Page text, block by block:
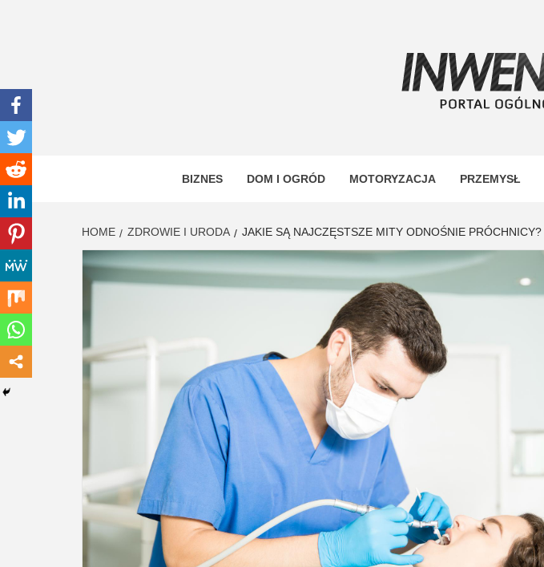
INWENTAŻ
BIZNES DOM I OGRÓD MOTORYZACJA PRZEMYSŁ
HOME ZDROWIE I URODA JAKIE SĄ NAJCZĘSTSZE MITY ODNOŚNIE PRÓCHNICY?